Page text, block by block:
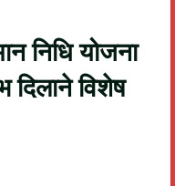
निधि योजना
दिलाने विशेष